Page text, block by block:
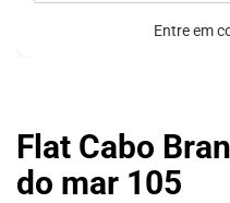
Flat Cabo
do mar 105
Entre em